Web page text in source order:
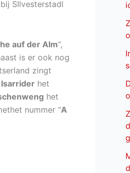
SIlvesterstadl
auf der Alm“,
is er ook nog
zingt
Isarrider het
het
nummer “A